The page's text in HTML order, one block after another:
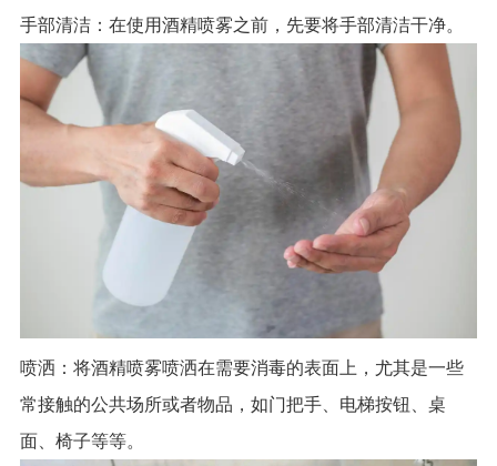
手部清洁：在使用酒精喷雾之前，先要将手部清洁干净。
喷洒：将酒精喷雾喷洒在需要消毒的表面上，尤其是一些
常接触的公共场所或者物品，如门把手、电梯按钮、桌
面、椅子等等。